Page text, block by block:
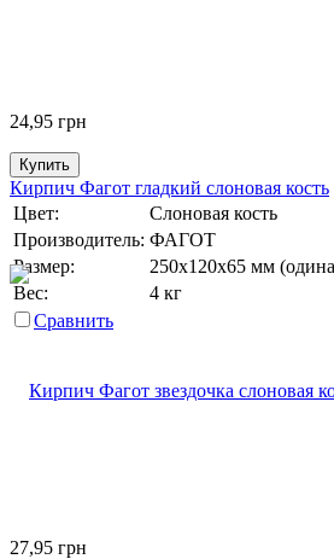
24,95 грн
Купить
Кирпич Фагот гладкий слоновая кость
Цвет:
Слоновая кость
Производитель: ФАГОТ
Размер:
250х120х65 мм
Вес:
4 кг
Сравнить
27,95 грн